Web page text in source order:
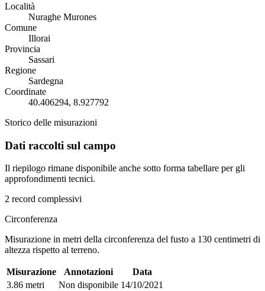
Località
Nuraghe Murones
Comune
Illorai
Provincia
Sassari
Regione
Sardegna
Coordinate
40.406294, 8.927792
Storico delle misurazioni
Dati raccolti sul campo
Il riepilogo rimane disponibile anche sotto forma tabellare per gli
approfondimenti tecnici.
2 record complessivi
Circonferenza
Misurazione in metri della circonferenza del fusto a 130 centimetri di
altezza rispetto al terreno.
Misurazione Annotazioni
Data
3.86 metri
Non disponibile 14/10/2021